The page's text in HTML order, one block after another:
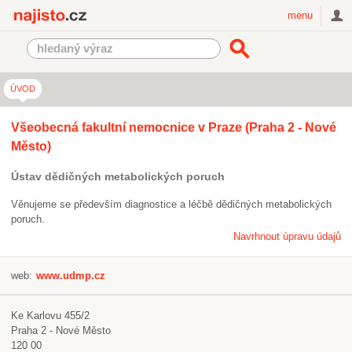
menu
ÚVOD
Všeobecná fakultní nemocnice v Praze (Praha 2 - Nové
Město)
Ústav dědičných metabolických poruch
Věnujeme se především diagnostice a léčbě dědičných metabolických
poruch.
Navrhnout úpravu údajů
web: www.udmp.cz
Ke Karlovu 455/2
Praha 2 - Nové Město
120 00